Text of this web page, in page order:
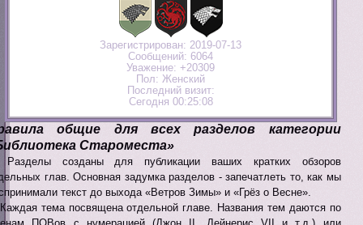
Зарегистрирован: 2019-07-13
Сообщений: 6064
Уважение: +20309
Пол: Женский
Последний визит:
Сегодня 00:25:08
общие для всех разделов категории
Староместа»
созданы для публикации ваших кратких обзоров
глав. Основная задумка разделов - запечатлеть то, как мы
текст до выхода «Ветров Зимы» и «Грёз о Весне».
тема посвящена отдельной главе. Названия тем даются по